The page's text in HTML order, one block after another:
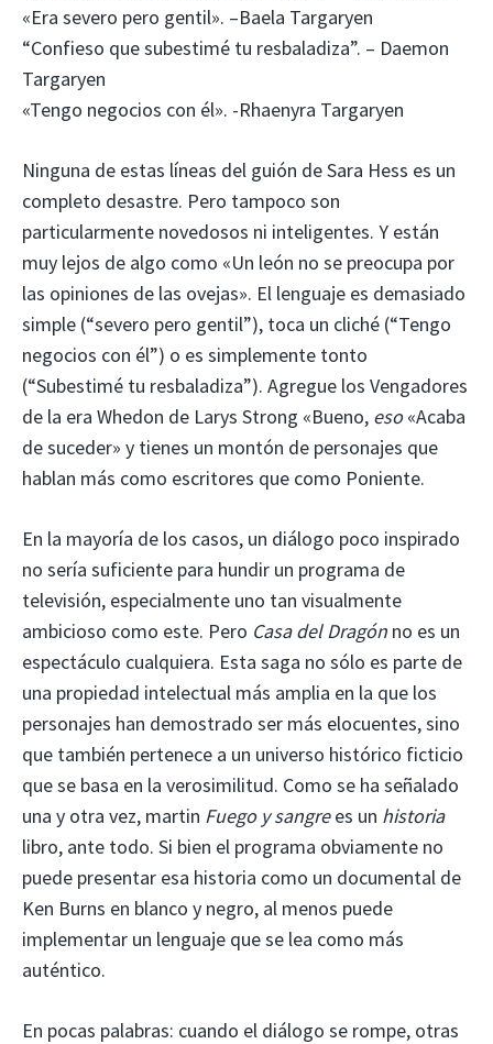
«Era severo pero gentil». –Baela Targaryen
“Confieso que subestimé tu resbaladiza”. – Daemon
Targaryen
«Tengo negocios con él». -Rhaenyra Targaryen
Ninguna de estas líneas del guión de Sara Hess es un
completo desastre. Pero tampoco son
particularmente novedosos ni inteligentes. Y están
muy lejos de algo como «Un león no se preocupa por
las opiniones de las ovejas». El lenguaje es demasiado
simple (“severo pero gentil”), toca un cliché (“Tengo
negocios con él”) o es simplemente tonto
(“Subestimé tu resbaladiza”). Agregue los Vengadores
de la era Whedon de Larys Strong «Bueno, eso«Acaba
de suceder» y tienes un montón de personajes que
hablan más como escritores que como Poniente.
En la mayoría de los casos, un diálogo poco inspirado
no sería suficiente para hundir un programa de
televisión, especialmente uno tan visualmente
ambicioso como este. Pero Casa del Dragón no es un
espectáculo cualquiera. Esta saga no sólo es parte de
una propiedad intelectual más amplia en la que los
personajes han demostrado ser más elocuentes, sino
que también pertenece a un universo histórico ficticio
que se basa en la verosimilitud. Como se ha señalado
una y otra vez, martin Fuego y sangrees un historia
libro, ante todo. Si bien el programa obviamente no
puede presentar esa historia como un documental de
Ken Burns en blanco y negro, al menos puede
implementar un lenguaje que se lea como más
auténtico.
En pocas palabras: cuando el diálogo se rompe, otras